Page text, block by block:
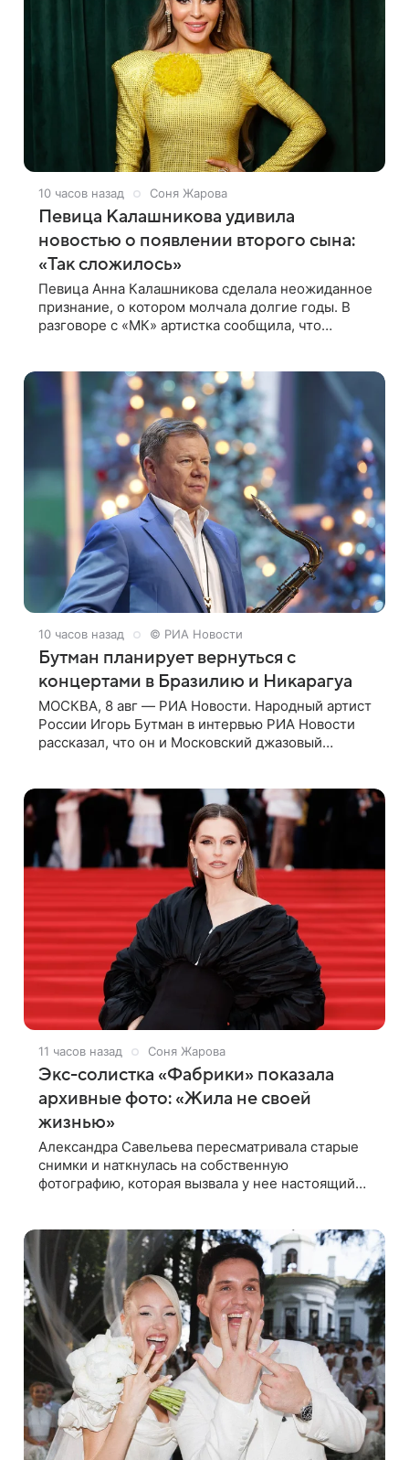
10 часов назад Соня Жарова
Певица Калашникова удивила
новостью о появлении второго сына:
«Так сложилось»
Певица Анна Калашникова сделала неожиданное
признание, о котором молчала долгие годы. В
разговоре с «МК» артистка сообщила, что
10 часов назад © РИА Новости
Бутман планирует вернуться с
концертами в Бразилию и Никарагуа
МОСКВА, 8 авг — РИА Новости. Народный артист
России Игорь Бутман в интервью РИА Новости
рассказал, что он и Московский джазовый
11 часов назад Соня Жарова
Экс-солистка «Фабрики» показала
архивные фото: «Жила не своей
жизнью»
Александра Савельева пересматривала старые
снимки и наткнулась на собственную
фотографию, которая вызвала у нее настоящий